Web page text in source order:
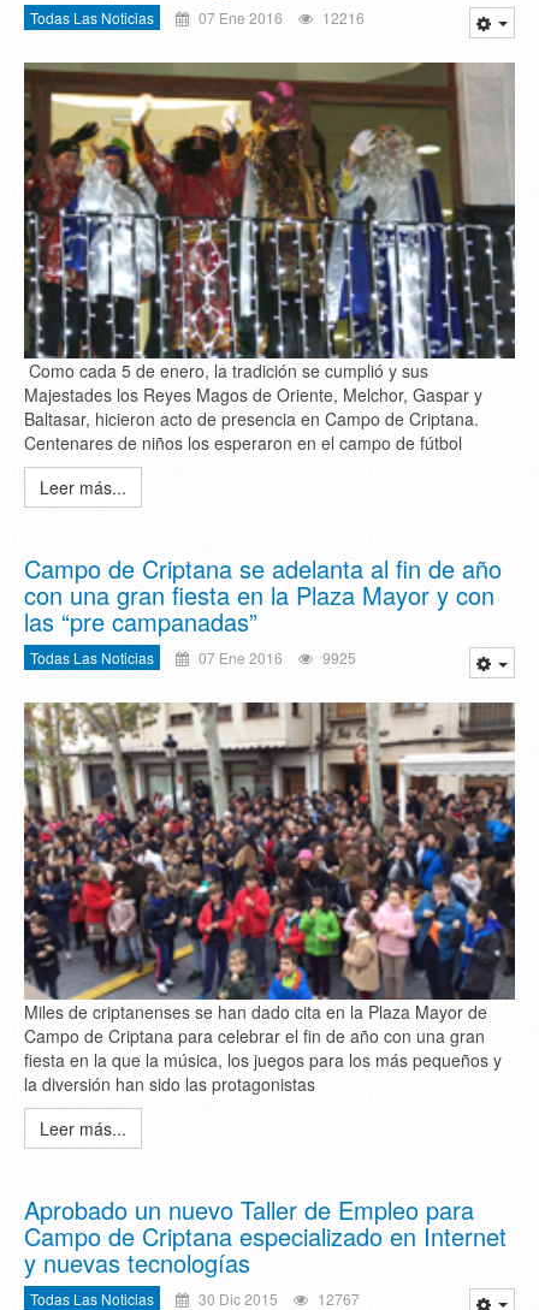
Todas Las Noticias 07 Ene 2016 12216
Como cada 5 de enero, la tradición se cumplió y sus
Majestades los Reyes Magos de Oriente, Melchor, Gaspar y
Baltasar, hicieron acto de presencia en Campo de Criptana.
Centenares de niños los esperaron en el campo de fútbol
Leer más...
Campo de Criptana se adelanta al fin de año
con una gran fiesta en la Plaza Mayor y con
las “pre campanadas”
Todas Las Noticias 07 Ene 2016 9925
Miles de criptanenses se han dado cita en la Plaza Mayor de
Campo de Criptana para celebrar el fin de año con una gran
fiesta en la que la música, los juegos para los más pequeños y
la diversión han sido las protagonistas
Leer más...
Aprobado un nuevo Taller de Empleo para
Campo de Criptana especializado en Internet
y nuevas tecnologías
Todas Las Noticias 30 Dic 2015 12767